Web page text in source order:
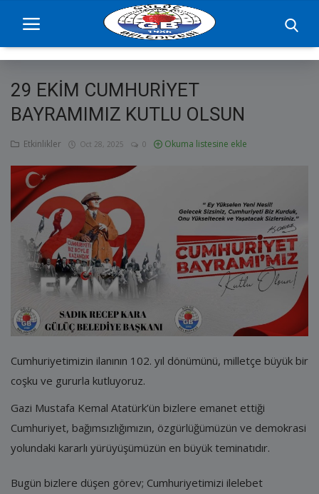
Başkan
Yönetim
Hizmetler
Duyurular
Etkinlikler
E-Belediye
İletişim
Giriş
29 EKİM CUMHURİYET
BAYRAMIMIZ KUTLU OLSUN
Etkinlikler Oct 28, 2025 0 Okuma listesine ekle
Cumhuriyetimizin ilanının 102. yıl dönümünü, milletçe büyük bir
coşku ve gururla kutluyoruz.
Gazi Mustafa Kemal Atatürk’ün bizlere emanet ettiği
Cumhuriyet, bağımsızlığımızın, özgürlüğümüzün ve demokrasi
yolundaki kararlı yürüyüşümüzün en büyük teminatıdır.
Bugün bizlere düşen görev; Cumhuriyetimizi ilelebet